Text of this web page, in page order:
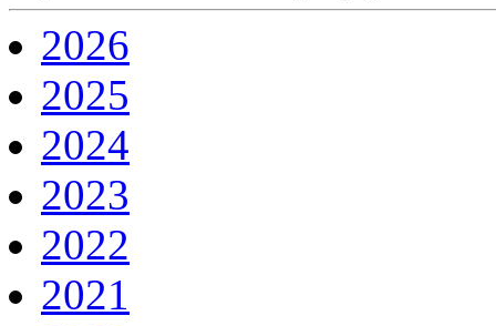
2026
2025
2024
2023
2022
2021